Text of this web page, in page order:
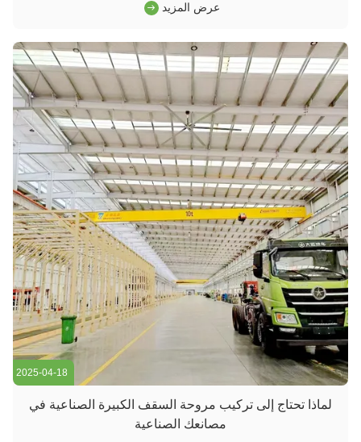
المتميزة. مروحي السقف الصناعي لدينا أثبتوا فعاليتهم في بيئات
الكبي...
عرض المزيد
2025-04-18
لماذا تحتاج إلى تركيب مروحة السقف الكبيرة الصناعية في
مصانعك الصناعية